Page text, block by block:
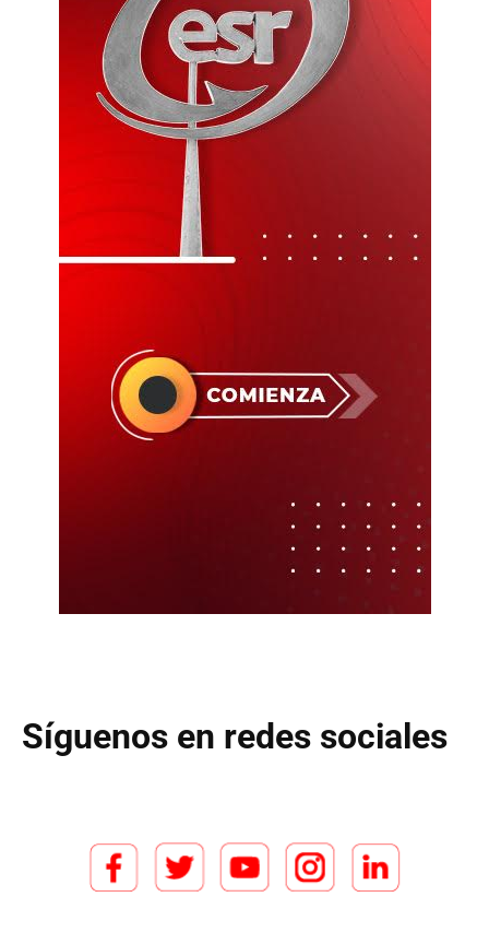
Síguenos en redes sociales